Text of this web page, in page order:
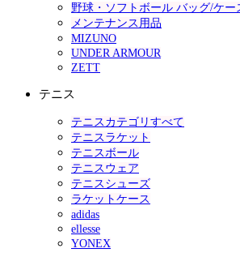
野球・ソフトボール バッグ/ケー
メンテナンス用品
MIZUNO
UNDER ARMOUR
ZETT
テニス
テニスカテゴリすべて
テニスラケット
テニスボール
テニスウェア
テニスシューズ
ラケットケース
adidas
ellesse
YONEX